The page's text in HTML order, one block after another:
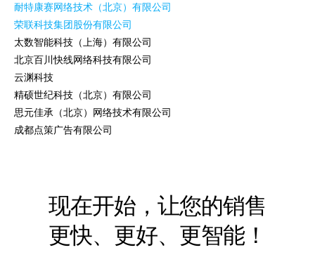
耐特康赛网络技术（北京）有限公司
荣联科技集团股份有限公司
太数智能科技（上海）有限公司
北京百川快线网络科技有限公司
云渊科技
精硕世纪科技（北京）有限公司
思元佳承（北京）网络技术有限公司
成都点策广告有限公司
现在开始，让您的销售
更快、更好、更智能！